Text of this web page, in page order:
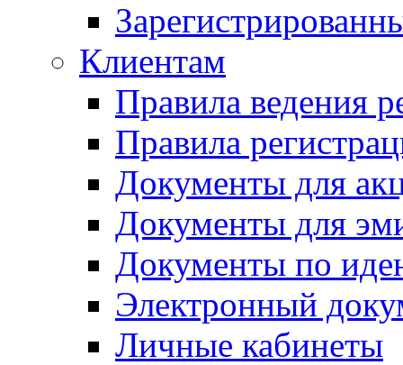
Клиентам
Правила ведения
Правила
Документы для
Документы для
Документы по
Электронный
Личные кабинеты